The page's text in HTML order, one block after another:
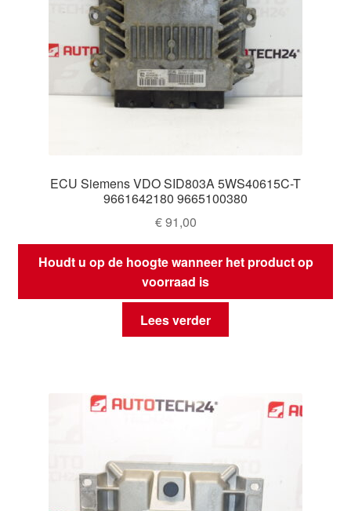
ECU Siemens VDO SID803A 5WS40615C-T
9661642180 9665100380
€91,00
Houdt u op de hoogte wanneer het product op
voorraad is
Lees verder